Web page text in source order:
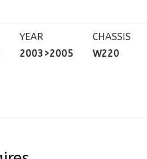
YEAR
2003>2005
CHASSIS
W220